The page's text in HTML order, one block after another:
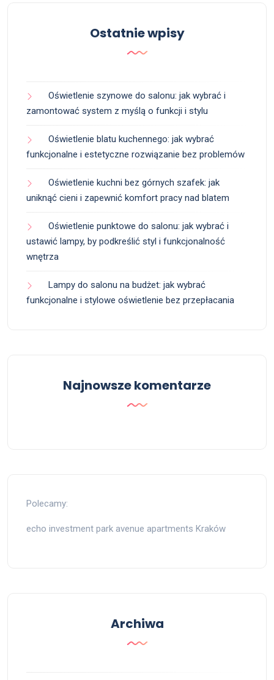
Ostatnie wpisy
Oświetlenie szynowe do salonu: jak wybrać i
zamontować system z myślą o funkcji i stylu
Oświetlenie blatu kuchennego: jak wybrać
funkcjonalne i estetyczne rozwiązanie bez problemów
Oświetlenie kuchni bez górnych szafek: jak
uniknąć cieni i zapewnić komfort pracy nad blatem
Oświetlenie punktowe do salonu: jak wybrać i
ustawić lampy, by podkreślić styl i funkcjonalność
wnętrza
Lampy do salonu na budżet: jak wybrać
funkcjonalne i stylowe oświetlenie bez przepłacania
Najnowsze komentarze
Polecamy:
echo investment park avenue apartments Kraków
Archiwa